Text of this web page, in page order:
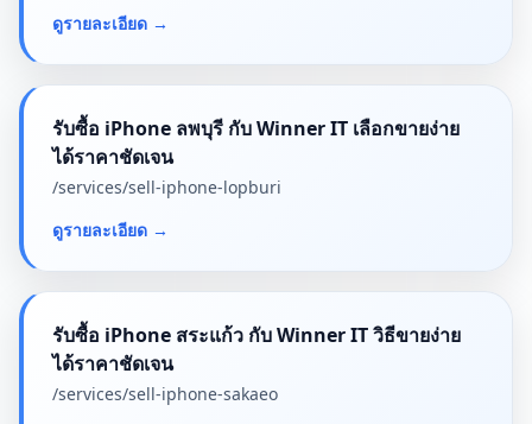
ดูรายละเอียด →
รับซื้อ iPhone ลพบุรี กับ Winner IT เลือกขายง่าย
ได้ราคาชัดเจน
/services/sell-iphone-lopburi
ดูรายละเอียด →
รับซื้อ iPhone สระแก้ว กับ Winner IT วิธีขายง่าย
ได้ราคาชัดเจน
/services/sell-iphone-sakaeo